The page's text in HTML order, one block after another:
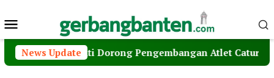
ke
Menu
Mobile
News Update
Dimyati Dorong Pengembangan Atlet Catur Sejak Dini